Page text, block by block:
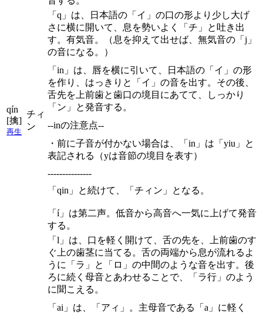
qín
[擒]
再生
チィ
ン
「q」は、日本語の「イ」の口の形より少し大げ
さに横に開いて、息を勢いよく「チ」と吐き出
す。有気音。（息を抑えて出せば、無気音の「j」
の音になる。）
「in」は、唇を横に引いて、日本語の「イ」の形
を作り、はっきりと「イ」の音を出す。その後、
舌先を上前歯と歯口の境目にあてて、しっかり
「ン」と発音する。
--inの注意点--
・前に子音が付かない場合は、「in」は「yiu」と
表記される（yは音節の境目を表す）
---------------
「qin」と続けて、「チィン」となる。
「í」は第二声。低音から高音へ一気に上げて発音
する。
「l」は、口を軽く開けて、舌の先を、上前歯のす
ぐ上の歯茎に当てる。舌の両端から息が流れるよ
うに「ラ」と「ロ」の中間のような音を出す。後
ろに続く母音とあわせることで、「ラ行」のよう
に聞こえる。
「ai」は、「アィ」。主母音である「a」に軽く